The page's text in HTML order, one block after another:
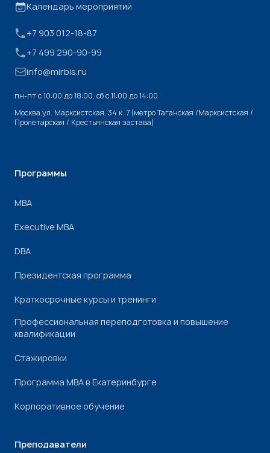
Календарь мероприятий
+7 903 012-18-87
+7 499 290-90-99
info@mirbis.ru
пн-пт с 10:00 до 18:00, cб с 11:00 до 14:00
Москва,ул. Марксистская, 34 к. 7 (метро Таганская /Марксистская /
Пролетарская / Крестьянская застава)
Программы
МВА
Executive MBA
DBA
Президентская программа
Краткосрочные курсы и тренинги
Профессиональная переподготовка и повышение
квалификации
Стажировки
Программа МВА в Екатеринбурге
Корпоративное обучение
Преподаватели